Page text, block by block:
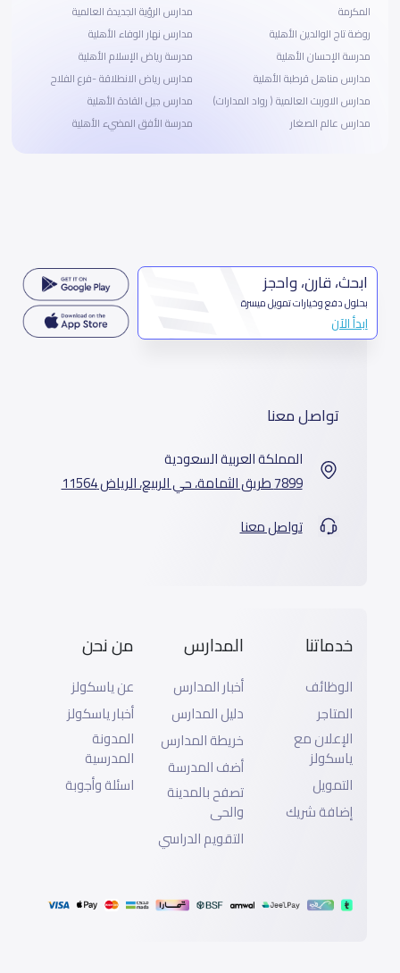
المكرمة
روضة تاج الوالدين الأهلية
مدرسة الإحسان الأهلية
مدارس مناهل قرطبة الأهلية
مدارس الاوربت العالمية ( رواد المدارات)
مدارس عالم الصغار
مدارس الرؤية الجديدة العالمية
مدارس نهار الوفاء الأهلية
مدرسة رياض الإسلام الأهلية
مدارس رياض الانطلاقة -فرع الفلاح
مدارس جيل القادة الأهلية
مدرسة الأفق المضيء الأهلية
ابحث، قارن، واحجز
بحلول دفع وخيارات تمويل ميسرة
ابدأ الآن
تواصل معنا
المملكة العربية السعودية
7899 طريق الثمامة، حي الربيع، الرياض 11564
تواصل معنا
خدماتنا
الوظائف
المتاجر
الإعلان مع
ياسكولز
التمويل
إضافة شريك
المدارس
أخبار المدارس
دليل المدارس
خريطة المدارس
أضف المدرسة
تصفح بالمدينة
والحى
التقويم الدراسي
من نحن
عن ياسكولز
أخبار ياسكولز
المدونة
المدرسية
اسئلة وأجوبة